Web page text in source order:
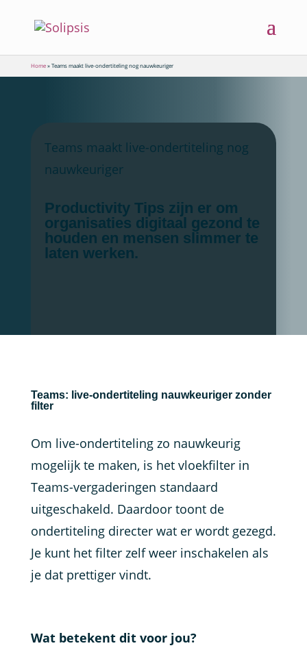
Home»Teams maakt live-ondertiteling nog nauwkeuriger
Teams maakt live-ondertiteling nog
nauwkeuriger
Productivity Tips zijn er om
organisaties digitaal gezond te
houden en mensen slimmer te
laten werken.
Teams: live-ondertiteling nauwkeuriger zonder
filter
Om live-ondertiteling zo nauwkeurig
mogelijk te maken, is het vloekfilter in
Teams-vergaderingen standaard
uitgeschakeld. Daardoor toont de
ondertiteling directer wat er wordt gezegd.
Je kunt het filter zelf weer inschakelen als
je dat prettiger vindt.
Wat betekent dit voor jou?